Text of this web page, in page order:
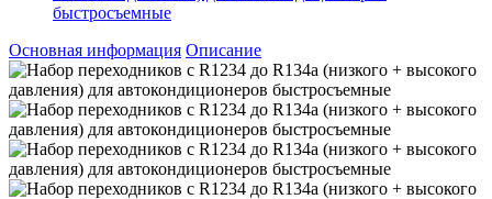
быстросъемные
Основная информация Описание